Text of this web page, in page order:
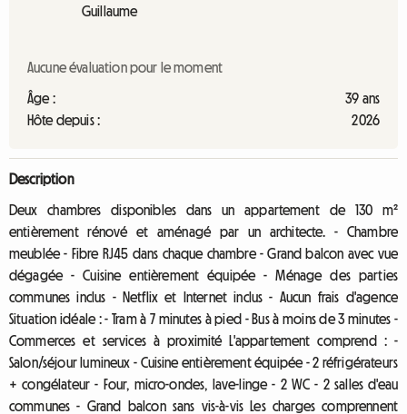
Guillaume
Aucune évaluation pour le moment
Âge :
39 ans
Hôte depuis :
2026
Description
Deux chambres disponibles dans un appartement de 130 m²
entièrement rénové et aménagé par un architecte. - Chambre
meublée - Fibre RJ45 dans chaque chambre - Grand balcon avec vue
dégagée - Cuisine entièrement équipée - Ménage des parties
communes inclus - Netflix et Internet inclus - Aucun frais d'agence
Situation idéale : - Tram à 7 minutes à pied - Bus à moins de 3 minutes -
Commerces et services à proximité L'appartement comprend : -
Salon/séjour lumineux - Cuisine entièrement équipée - 2 réfrigérateurs
+ congélateur - Four, micro-ondes, lave-linge - 2 WC - 2 salles d'eau
communes - Grand balcon sans vis-à-vis Les charges comprennent